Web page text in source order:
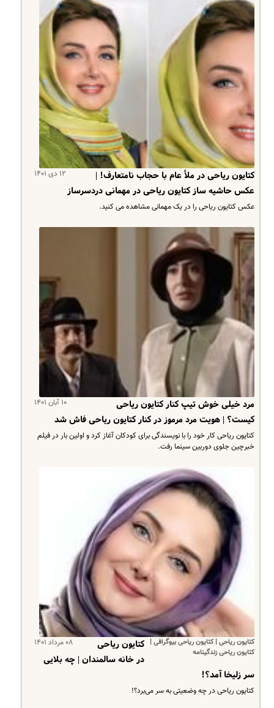
۱۲ دی ۱۴۰۱
کتایون ریاحی در ملأ عام با حجاب نامتعارف! |
عکس حاشیه ساز کتایون ریاحی در مهمانی دردسرساز
عکس کتایون ریاحی را در یک مهمانی مشاهده می کنید.
۱۰ آبان ۱۴۰۱
مرد خیلی خوش تیپ کنار کتایون ریاحی
کیست؟ | هویت مرد مرموز در کنار کتایون ریاحی فاش شد
کتایون ریاحی کار خود را با نویسندگی برای کودکان آغاز کرد و اولین بار در فیلم
خبرچین جلوی دوربین سینما رفت.
کتایون ریاحی | کتایون ریاحی بیوگرافی |
کتایون ریاحی زندگینامه
۰۸ مرداد ۱۴۰۱
کتایون ریاحی
در خانه سالمندان | چه بلایی
سر زلیخا آمد؟!
کتایون ریاحی در چه وضعیتی به سر می‌برد؟!